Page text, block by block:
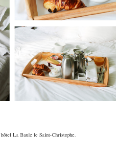
La Baule le Saint-Christophe.